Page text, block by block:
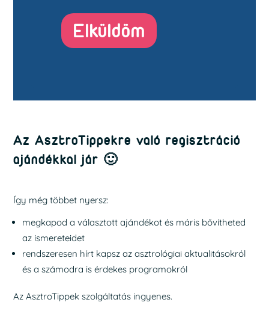
Elküldöm
Az AsztroTippekre való regisztráció
ajándékkal jár 🙂
Így még többet nyersz:
megkapod a választott ajándékot és máris bővítheted
az ismereteidet
rendszeresen hírt kapsz az asztrológiai aktualitásokról
és a számodra is érdekes programokról
Az AsztroTippek szolgáltatás ingyenes.